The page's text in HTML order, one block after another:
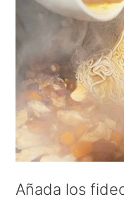
Añada los